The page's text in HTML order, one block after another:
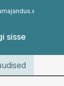
sisse